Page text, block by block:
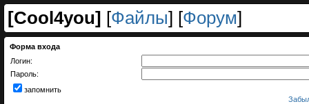
[Cool4you] [Файлы] [Форум]
Форма входа
Логин:
Пароль:
запомнить